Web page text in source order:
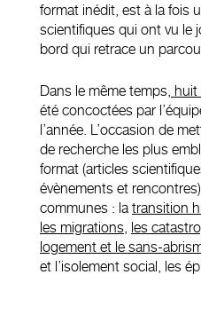
format inédit, est à la fois
scientifiques qui ont vu le
bord qui retrace un
Dans le même temps, huit
été concoctées par
l’année. L’occasion de
de recherche les plus
format (articles
évènements et
communes : latransition
les migrations, les
logement et le sans-
et l’isolement social, les